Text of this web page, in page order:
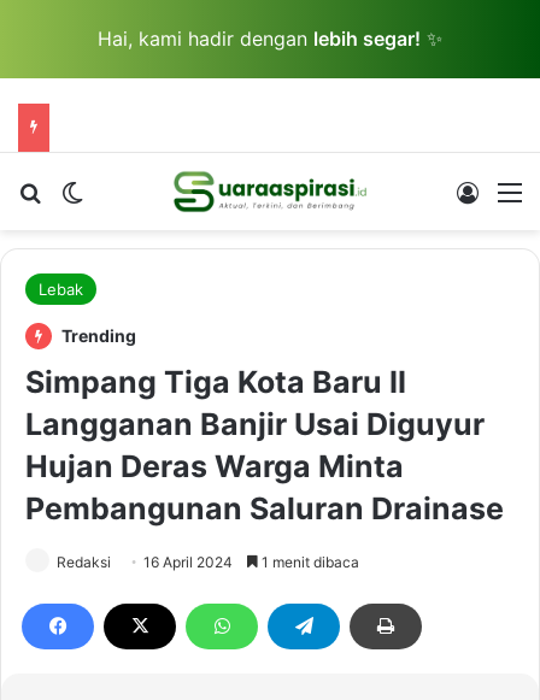
Hai, kami hadir dengan lebih segar! ✨
Cari berita...Switch skin Log In
Lebak
Trending
Simpang Tiga Kota Baru II
Langganan Banjir Usai Diguyur
Hujan Deras Warga Minta
Pembangunan Saluran Drainase
Redaksi 16 April 2024 1 menit dibaca